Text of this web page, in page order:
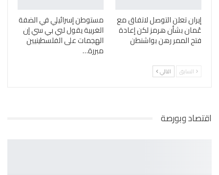
إيران تعلن التوصل لاتفاق مع
عُمان بشأن هرمز لكن إعادة
فتح الممر رهن بواشنطن
مستوطن إسرائيلي في الضفة
الغربية يقول لبي بي سي إن
الهجمات على الفلسطينيين
مبررة…
السابق التالي
اقتصاد وبورصة